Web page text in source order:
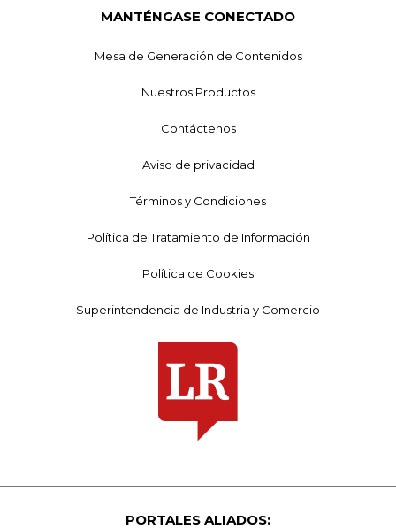
MANTÉNGASE CONECTADO
Mesa de Generación de Contenidos
Nuestros Productos
Contáctenos
Aviso de privacidad
Términos y Condiciones
Política de Tratamiento de Información
Política de Cookies
Superintendencia de Industria y Comercio
PORTALES ALIADOS: